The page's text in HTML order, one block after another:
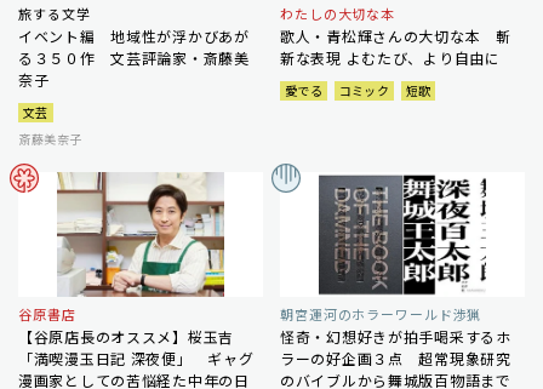
旅する文学
イベント編 地域性が浮かびあが
る３５０作 文芸評論家・斎藤美
奈子
文芸
斎藤美奈子
わたしの大切な本
歌人・青松輝さんの大切な本 斬
新な表現 よむたび、より自由に
愛でる コミック 短歌
谷原書店
【谷原店長のオススメ】桜玉吉
「満喫漫玉日記 深夜便」 ギャグ
漫画家としての苦悩経た中年の日
朝宮運河のホラーワールド渉猟
怪奇・幻想好きが拍手喝采するホ
ラーの好企画３点 超常現象研究
のバイブルから舞城版百物語まで